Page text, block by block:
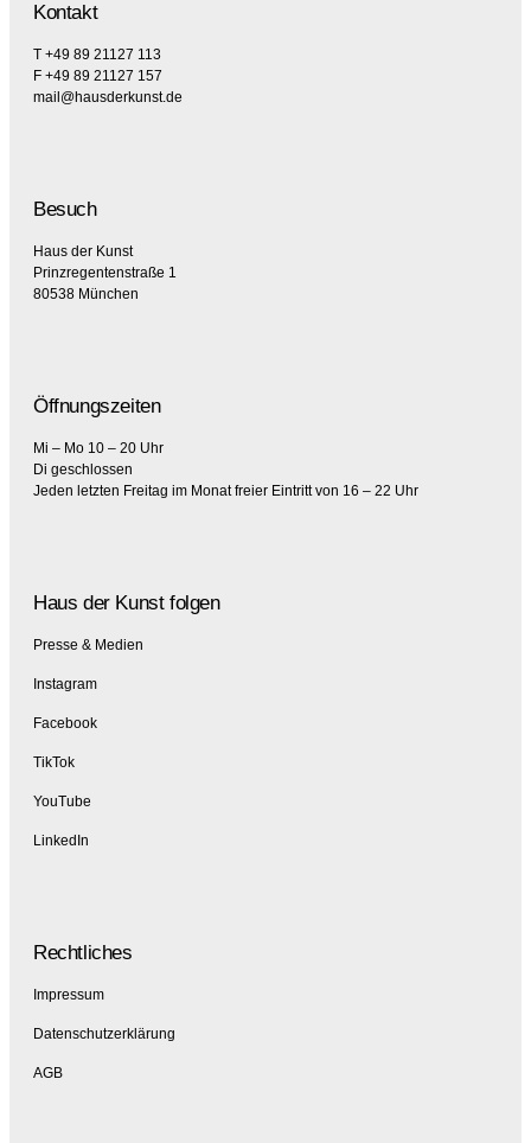
Kontakt
T +49 89 21127 113
F +49 89 21127 157
mail@hausderkunst.de
Besuch
Haus der Kunst
Prinzregentenstraße 1
80538 München
Öffnungszeiten
Mi – Mo 10 – 20 Uhr
Di geschlossen
Jeden letzten Freitag im Monat freier Eintritt von 16 – 22 Uhr
Haus der Kunst folgen
Presse & Medien
Instagram
Facebook
TikTok
YouTube
LinkedIn
Rechtliches
Impressum
Datenschutzerklärung
AGB